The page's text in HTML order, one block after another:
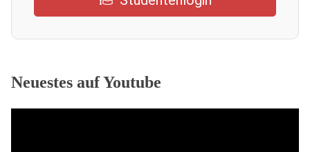
Neuestes auf Youtube